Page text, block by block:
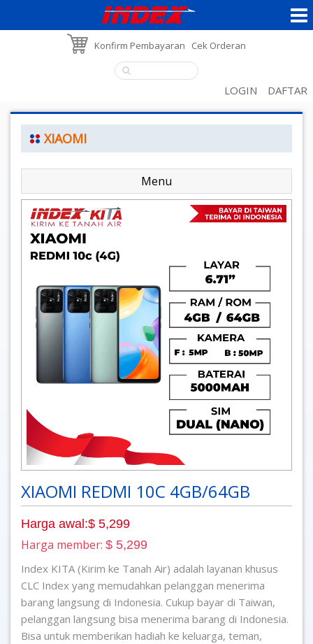
Konfirm Pembayaran Cek Orderan
LOGIN DAFTAR
XIAOMI
Menu
XIAOMI REDMI 10C 4GB/64GB
Harga awal:$ 5,299
Harga member: $ 5,299
Index KITA (Kirim ke Tanah Air) adalah layanan khusus
CLC Index yang memudahkan pelanggan menerima
barang langsung di Indonesia. Cukup bayar di Taiwan,
pelanggan langsung bisa menerima barang di Indonesia.
Bisa untuk memberikan hadiah ke keluarga, teman,